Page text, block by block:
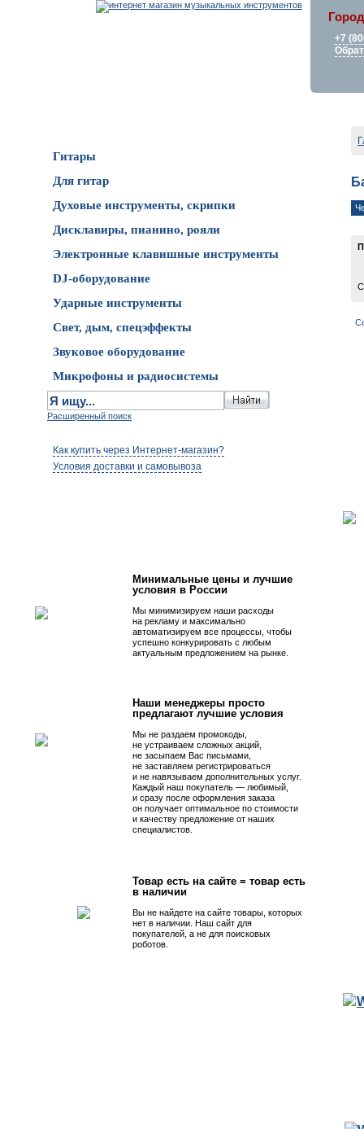
+7
Гитары
Для гитар
Духовые инструменты, скрипки
Дисклавиры, пианино, рояли
Электронные клавишные инструменты
DJ-оборудование
Ударные инструменты
Свет, дым, спецэффекты
Звуковое оборудование
Микрофоны и радиосистемы
Расширенный поиск
Как купить через Интернет-магазин?
Условия доставки и самовывоза
Минимальные цены и лучшие
условия в России
Мы минимизируем наши расходы
на рекламу и максимально
автоматизируем все процессы, чтобы
успешно конкурировать с любым
актуальным предложением на рынке.
Наши менеджеры просто
предлагают лучшие условия
Мы не раздаем промокоды,
не устраиваем сложных акций,
не засыпаем Вас письмами,
не заставляем регистрироваться
и не навязываем дополнительных услуг.
Каждый наш покупатель — любимый,
и сразу после оформления заказа
он получает оптимальное по стоимости
и качеству предложение от наших
специалистов.
Товар есть на сайте = товар есть
в наличии
Вы не найдете на сайте товары, которых
нет в наличии. Наш сайт для
покупателей, а не для поисковых
роботов.